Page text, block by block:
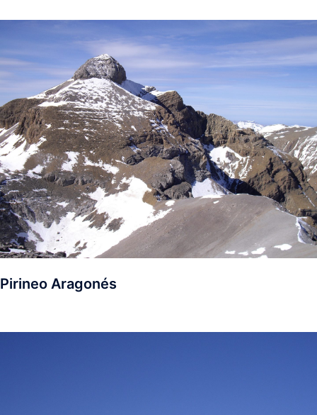
Pirineo Aragonés